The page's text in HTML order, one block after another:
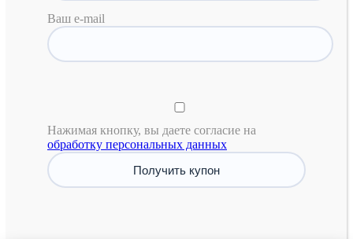
Ваш e-mail
Нажимая кнопку, вы даете согласие на
обработку персональных данных